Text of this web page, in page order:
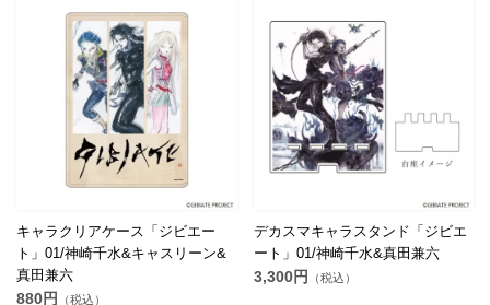
キャラクリアケース「ジビエー
ト」01/神崎千水&キャスリーン&
真田兼六
880円 （税込）
デカスマキャラスタンド「ジビエ
ート」01/神崎千水&真田兼六
3,300円 （税込）